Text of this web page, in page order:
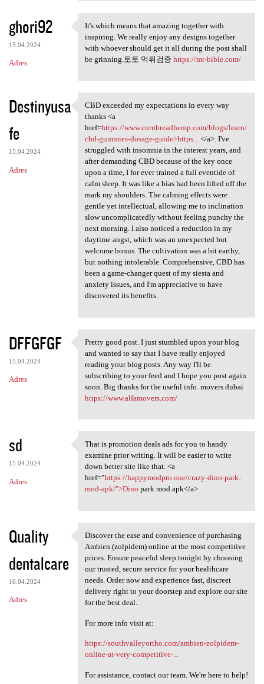
ghori92
15.04.2024
Adres
It's which means that amazing
It's which means that amazing together with
inspiring. We really enjoy any designs together
with whoever should get it all during the post shall
be grinning.토토 먹튀검증 https://mt-bible.com/
Destinyusa
fe
15.04.2024
Adres
CBD exceeded my expectations
CBD exceeded my expectations in every way
thanks <a
href=https://www.cornbreadhemp.com/blogs/learn/
cbd-gummies-dosage-guide>https...</a>. I've
struggled with insomnia in the interest years, and
after demanding CBD because of the key once
upon a time, I for ever trained a full eventide of
calm sleep. It was like a bias had been lifted off the
mark my shoulders. The calming effects were
gentle yet intellectual, allowing me to inclination
slow uncomplicatedly without feeling punchy the
next morning. I also noticed a reduction in my
daytime angst, which was an unexpected but
welcome bonus. The cultivation was a bit earthy,
but nothing intolerable. Comprehensive, CBD has
been a game-changer quest of my siesta and
anxiety issues, and I'm appreciative to have
discovered its benefits.
DFFGFGF
15.04.2024
Adres
Pretty good post. I just
Pretty good post. I just stumbled upon your blog
and wanted to say that I have really enjoyed
reading your blog posts. Any way I'll be
subscribing to your feed and I hope you post again
soon. Big thanks for the useful info. movers dubai
https://www.alfamovers.com/
sd
15.04.2024
Adres
That is promotion deals ads
That is promotion deals ads for you to handy
examine prior writing. It will be easier to write
down better site like that. <a
href="https://happymodpro.one/crazy-dino-park-
mod-apk/">Dino park mod apk</a>
Quality
dentalcare
16.04.2024
Adres
Discover the ease and
Discover the ease and convenience of purchasing
Ambien (zolpidem) online at the most competitive
prices. Ensure peaceful sleep tonight by choosing
our trusted, secure service for your healthcare
needs. Order now and experience fast, discreet
delivery right to your doorstep and explore our site
for the best deal.
For more info visit at:
https://southvalleyortho.com/ambien-zolpidem-
online-at-very-competitive-...
For assistance, contact our team. We're here to help!